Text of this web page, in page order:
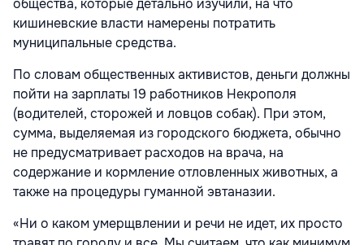
общества, которые детально изучили, на что
кишиневские власти намерены потратить
муниципальные средства.
По словам общественных активистов, деньги должны
пойти на зарплаты 19 работников Некрополя
(водителей, сторожей и ловцов собак). При этом,
сумма, выделяемая из городского бюджета, обычно
не предусматривает расходов на врача, на
содержание и кормление отловленных животных, а
также на процедуры гуманной эвтаназии.
«Ни о каком умерщвлении и речи не идет, их просто